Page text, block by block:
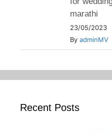
marathi
23/05/2023
By adminMV
Recent Posts